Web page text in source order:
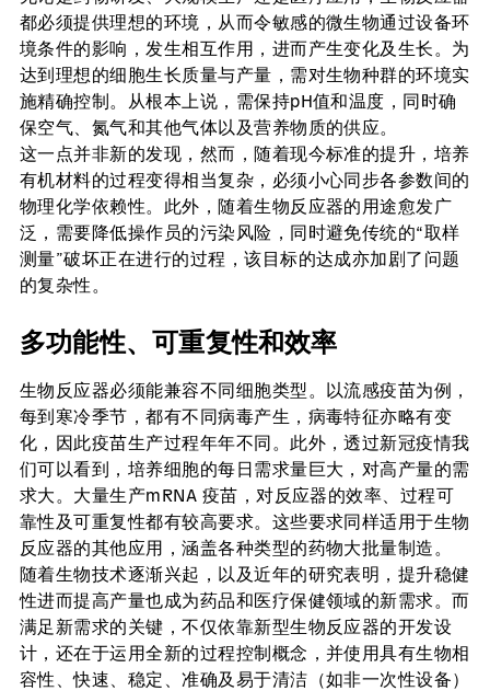
都必须提供理想的环境，从而令敏感的微生物通过设备环
境条件的影响，发生相互作用，进而产生变化及生长。为
达到理想的细胞生长质量与产量，需对生物种群的环境实
施精确控制。从根本上说，需保持pH值和温度，同时确
保空气、氮气和其他气体以及营养物质的供应。
这一点并非新的发现，然而，随着现今标准的提升，培养
有机材料的过程变得相当复杂，必须小心同步各参数间的
物理化学依赖性。此外，随着生物反应器的用途愈发广
泛，需要降低操作员的污染风险，同时避免传统的“取样
测量”破坏正在进行的过程，该目标的达成亦加剧了问题
的复杂性。
多功能性、可重复性和效率
生物反应器必须能兼容不同细胞类型。以流感疫苗为例，
每到寒冷季节，都有不同病毒产生，病毒特征亦略有变
化，因此疫苗生产过程年年不同。此外，透过新冠疫情我
们可以看到，培养细胞的每日需求量巨大，对高产量的需
求大。大量生产mRNA 疫苗，对反应器的效率、过程可
靠性及可重复性都有较高要求。这些要求同样适用于生物
反应器的其他应用，涵盖各种类型的药物大批量制造。
随着生物技术逐渐兴起，以及近年的研究表明，提升稳健
性进而提高产量也成为药品和医疗保健领域的新需求。而
满足新需求的关键，不仅依靠新型生物反应器的开发设
计，还在于运用全新的过程控制概念，并使用具有生物相
容性、快速、稳定、准确及易于清洁（如非一次性设备）